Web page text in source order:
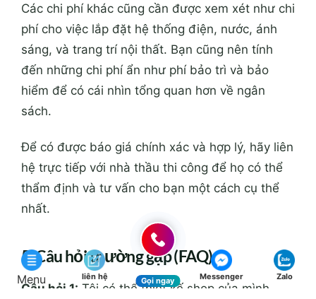
Các chi phí khác cũng cần được xem xét như chi
phí cho việc lắp đặt hệ thống điện, nước, ánh
sáng, và trang trí nội thất. Bạn cũng nên tính
đến những chi phí ẩn như phí bảo trì và bảo
hiểm để có cái nhìn tổng quan hơn về ngân
sách.
Để có được báo giá chính xác và hợp lý, hãy liên
hệ trực tiếp với nhà thầu thi công để họ có thể
thẩm định và tư vấn cho bạn một cách cụ thể
nhất.
5. Câu hỏi thường gặp (FAQ)
Câu hỏi 1: Tôi có thể thiết kế shop của mình
Menu liên hệ Gọi ngay Messenger Zalo